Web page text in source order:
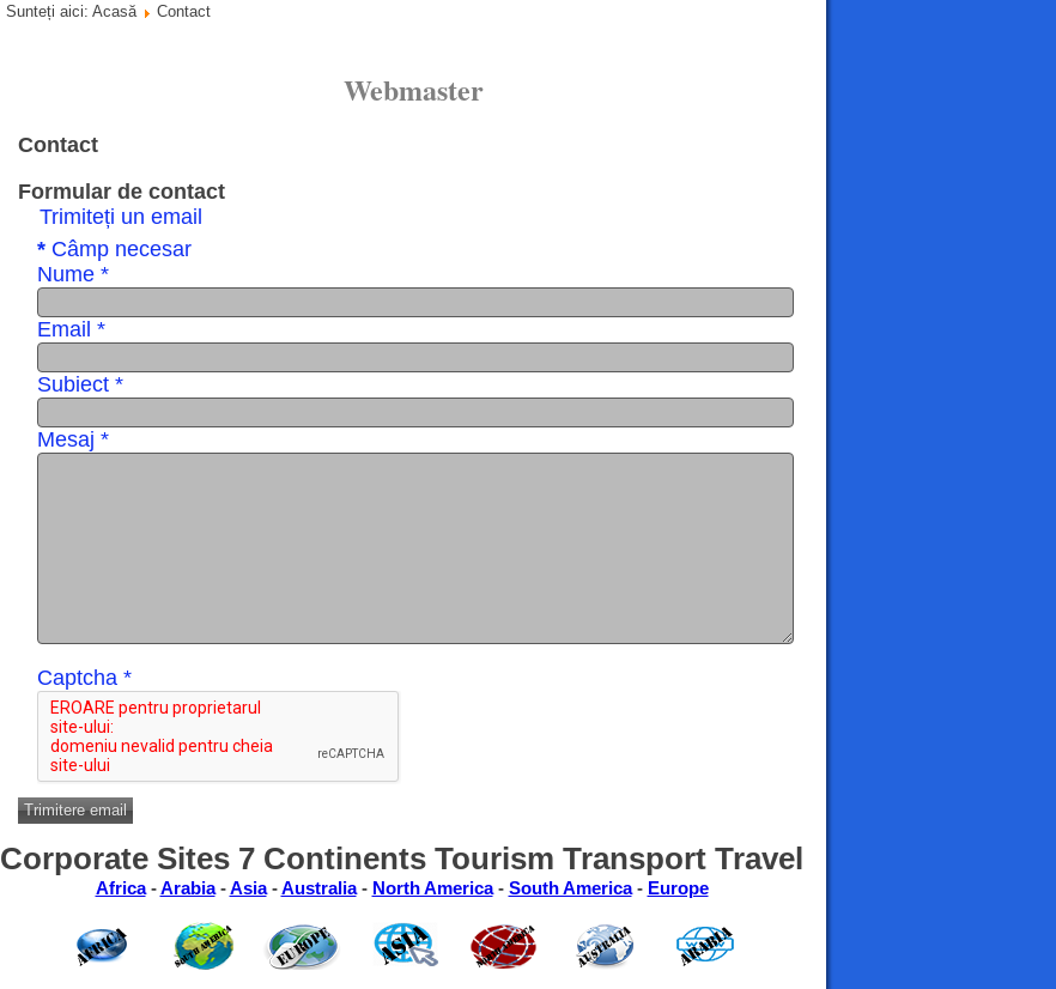
Sunteți aici: Acasă Contact
Webmaster
Contact
Formular de contact
Trimiteți un email
*Câmp necesar
Nume*
Email *
Subiect*
Mesaj *
Captcha*
Trimitere email
Corporate Sites 7 Continents Tourism Transport Travel
Africa-Arabia-Asia-Australia- North America- South America- Europe